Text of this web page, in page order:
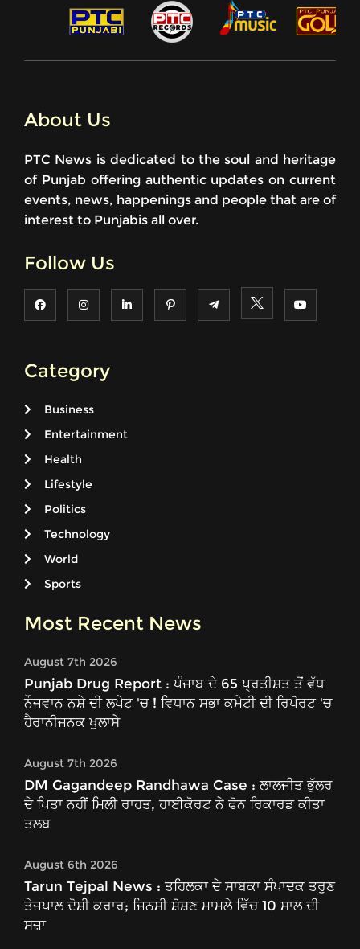
About Us
PTC News is dedicated to the soul and heritage
of Punjab offering authentic updates on current
events, news, happenings and people that are of
interest to Punjabis all over.
Follow Us
Category
Business
Entertainment
Health
Lifestyle
Politics
Technology
World
Sports
Most Recent News
August 7th 2026
Punjab Drug Report : ਪੰਜਾਬ ਦੇ 65 ਪ੍ਰਤੀਸ਼ਤ ਤੋਂ ਵੱਧ
ਨੌਜਵਾਨ ਨਸ਼ੇ ਦੀ ਲਪੇਟ 'ਚ ! ਵਿਧਾਨ ਸਭਾ ਕਮੇਟੀ ਦੀ ਰਿਪੋਰਟ 'ਚ
ਹੈਰਾਨੀਜਨਕ ਖੁਲਾਸੇ
August 7th 2026
DM Gagandeep Randhawa Case : ਲਾਲਜੀਤ ਭੁੱਲਰ
ਦੇ ਪਿਤਾ ਨਹੀਂ ਮਿਲੀ ਰਾਹਤ, ਹਾਈਕੋਰਟ ਨੇ ਫੋਨ ਰਿਕਾਰਡ ਕੀਤਾ
ਤਲਬ
August 6th 2026
Tarun Tejpal News : ਤਹਿਲਕਾ ਦੇ ਸਾਬਕਾ ਸੰਪਾਦਕ ਤਰੁਣ
ਤੇਜਪਾਲ ਦੋਸ਼ੀ ਕਰਾਰ; ਜਿਨਸੀ ਸ਼ੋਸ਼ਣ ਮਾਮਲੇ ਵਿੱਚ 10 ਸਾਲ ਦੀ
ਸਜ਼ਾ